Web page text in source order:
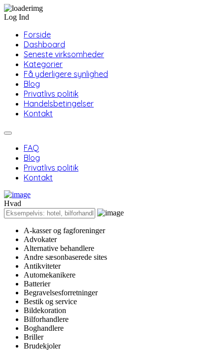
Log Ind
Forside
Dashboard
Seneste virksomheder
Kategorier
Få yderligere synlighed
Blog
Privatlivs politik
Handelsbetingelser
Kontakt
FAQ
Blog
Privatlivs politik
Kontakt
Hvad
A-kasser og fagforeninger
Advokater
Alternative behandlere
Andre sæsonbaserede sites
Antikviteter
Automekanikere
Batterier
Begravelsesforretninger
Bestik og service
Bildekoration
Bilforhandlere
Boghandlere
Briller
Brudekjoler